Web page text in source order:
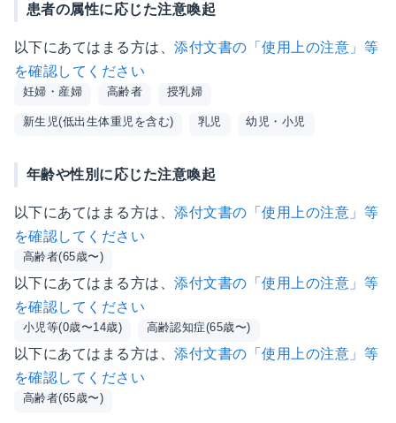
患者の属性に応じた注意喚起
以下にあてはまる方は、添付文書の「使用上の注意」等
を確認してください
妊婦・産婦 高齢者 授乳婦
新生児(低出生体重児を含む) 乳児 幼児・小児
年齢や性別に応じた注意喚起
以下にあてはまる方は、添付文書の「使用上の注意」等
を確認してください
高齢者(65歳〜)
以下にあてはまる方は、添付文書の「使用上の注意」等
を確認してください
小児等(0歳〜14歳) 高齢認知症(65歳〜)
以下にあてはまる方は、添付文書の「使用上の注意」等
を確認してください
高齢者(65歳〜)